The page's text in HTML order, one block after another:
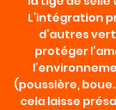
L’intégration
d’autres
protéger
(poussière,
cela laisse